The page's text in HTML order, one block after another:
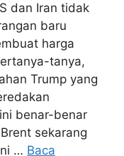
dan Iran tidak
baru
harga
tanya,
Trump yang
benar-benar
sekarang
… Baca